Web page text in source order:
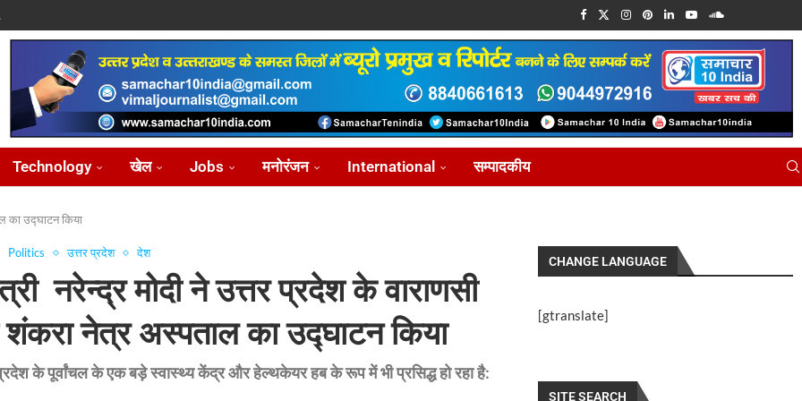
Technology खेल Jobs मनोरंजन International सम्पादकीय
का उद्घाटन किया
Politics उत्तर प्रदेश देश
नरेन्द्र मोदी ने उत्तर प्रदेश के वाराणसी
नेत्र अस्पताल का उद्घाटन किया
के पूर्वांचल के एक बड़े स्वास्थ्य केंद्र और हेल्थकेयर हब के रूप में भी प्रसिद्ध हो रहा है:
CHANGE LANGUAGE
[gtranslate]
SITE SEARCH